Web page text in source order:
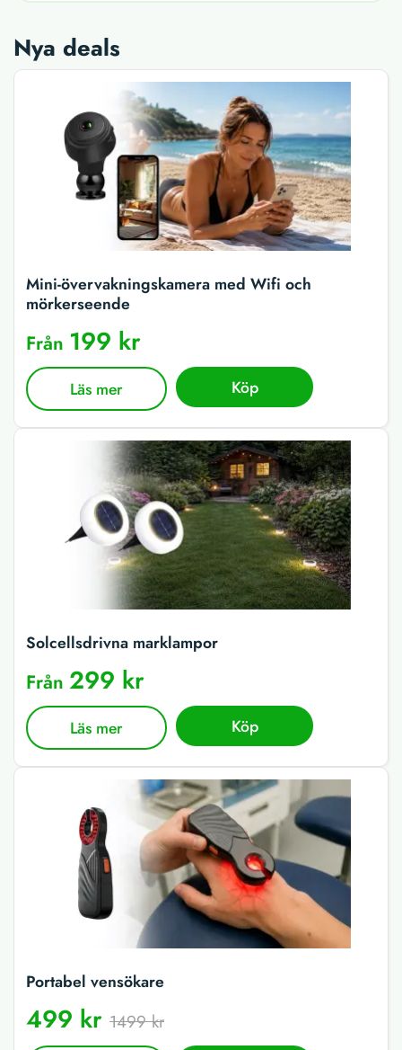
Nya deals
Mini-övervakningskamera med Wifi och
mörkerseende
Från 199 kr
Läs mer Köp
Solcellsdrivna marklampor
Från 299 kr
Läs mer Köp
Portabel vensökare
499 kr 1499 kr